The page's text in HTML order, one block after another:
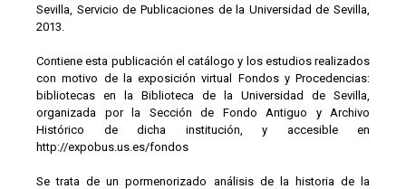
Sevilla, Servicio de Publicaciones de la Universidad de Sevilla,
2013.
Contiene esta publicación el catálogo y los estudios realizados
con motivo de la exposición virtual Fondos y Procedencias:
bibliotecas en la Biblioteca de la Universidad de Sevilla,
organizada por la Sección de Fondo Antiguo y Archivo
Histórico de dicha institución, y accesible en
http://expobus.us.es/fondos
Se trata de un pormenorizado análisis de la historia de la